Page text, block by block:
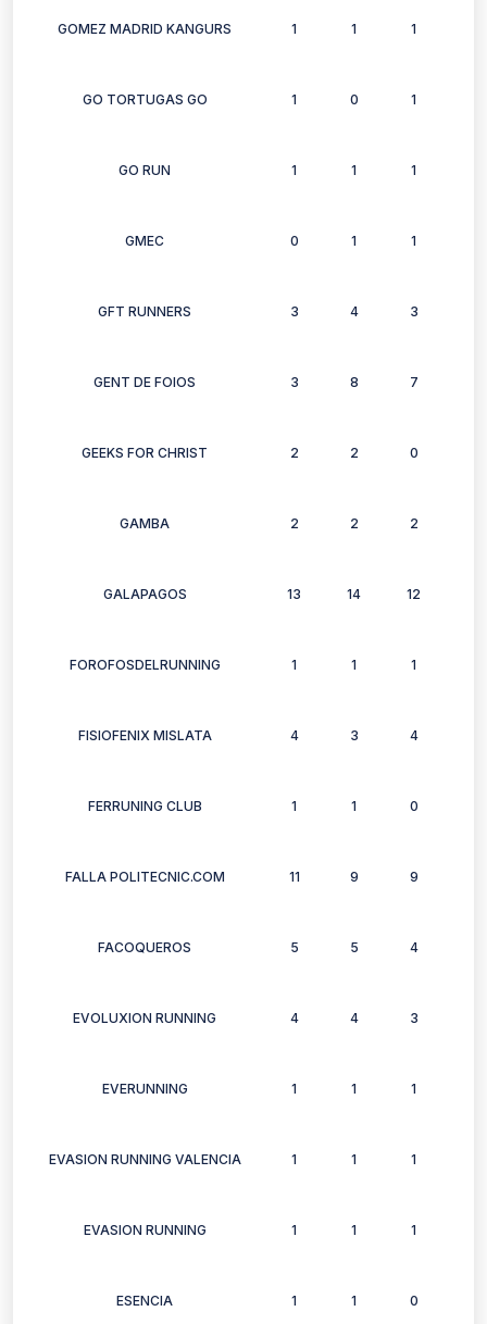
GOMEZ MADRID KANGURS 1 1 1
GO TORTUGAS GO 1 0 1
GO RUN 1 1 1
GMEC 0 1 1
GFT RUNNERS 3 4 3
GENT DE FOIOS 3 8 7
GEEKS FOR CHRIST 2 2 0
GAMBA 2 2 2
GALAPAGOS 13 14 12
FOROFOSDELRUNNING 1 1 1
FISIOFENIX MISLATA 4 3 4
FERRUNING CLUB 1 1 0
FALLA POLITECNIC.COM 11 9 9
FACOQUEROS 5 5 4
EVOLUXION RUNNING 4 4 3
EVERUNNING 1 1 1
EVASION RUNNING VALENCIA 1 1 1
EVASION RUNNING 1 1 1
ESENCIA 1 1 0